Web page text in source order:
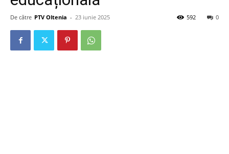
De către PTV Oltenia - 23 iunie 2025 0
592